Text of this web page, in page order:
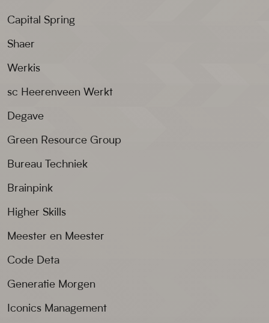
Capital Spring
Shaer
Werkis
sc Heerenveen Werkt
Degave
Green Resource Group
Bureau Techniek
Brainpink
Higher Skills
Meester en Meester
Code Deta
Generatie Morgen
Iconics Management